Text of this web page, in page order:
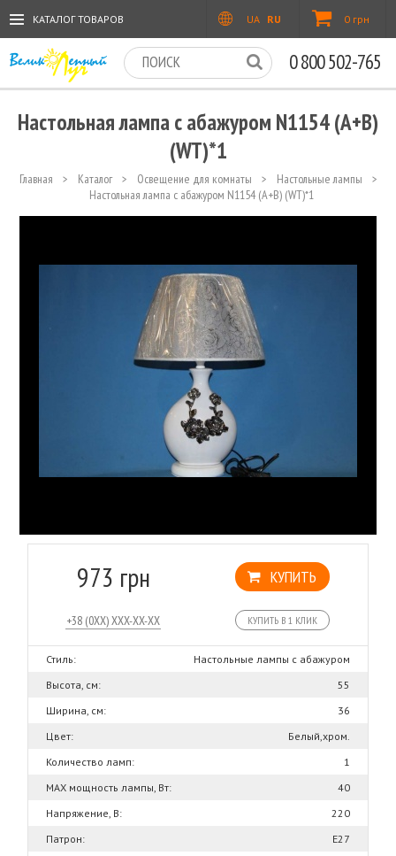
0 грн
UA RU
КАТАЛОГ ТОВАРОВ
0 800 502-765
Настольная лампа с абажуром N1154 (A+B)
(WT)*1
Главная > Каталог > Освещение для комнаты > Настольные лампы
>
Настольная лампа с абажуром N1154 (A+B) (WT)*1
973 грн КУПИТЬ
КУПИТЬ В 1 КЛИК
Стиль:
Настольные лампы с абажуром
Высота, см:
55
Ширина, см:
36
Цвет:
Белый,хром.
Количество ламп:
1
MAX мощность лампы, Вт:
40
Напряжение, В:
220
Патрон:
Е27